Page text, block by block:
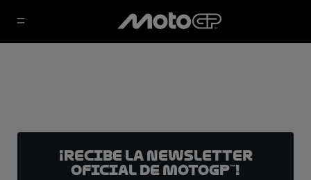
¡Recibe la Newsletter
oficial de MotoGP™!